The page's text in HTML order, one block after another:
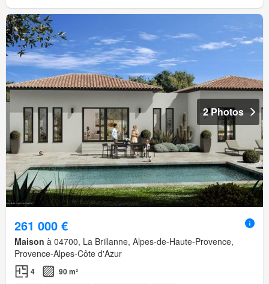
2 Photos
261 000 €
Maison à 04700, La Brillanne, Alpes-de-Haute-Provence,
Provence-Alpes-Côte d'Azur
4 90 m²